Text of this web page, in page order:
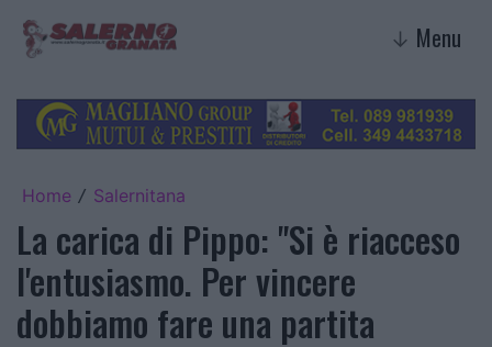
↓ Menu
Home / Salernitana
La carica di Pippo: "Si è riacceso
l'entusiasmo. Per vincere
dobbiamo fare una partita